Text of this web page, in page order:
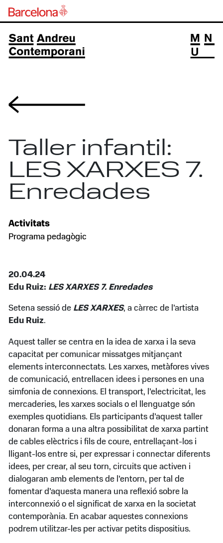
Taller infantil:
LES XARXES 7.
Enredades
Activitats
Programa pedagògic
20.04.24
Edu Ruiz: LES XARXES 7. Enredades
Setena sessió de LES XARXES, a càrrec de l’artista
Edu Ruiz.
Aquest taller se centra en la idea de xarxa i la seva
capacitat per comunicar missatges mitjançant
elements interconnectats. Les xarxes, metàfores vives
de comunicació, entrellacen idees i persones en una
simfonia de connexions. El transport, l’electricitat, les
mercaderies, les xarxes socials o el llenguatge són
exemples quotidians. Els participants d’aquest taller
donaran forma a una altra possibilitat de xarxa partint
de cables elèctrics i fils de coure, entrellaçant-los i
lligant-los entre si, per expressar i connectar diferents
idees, per crear, al seu torn, circuits que activen i
dialogaran amb elements de l’entorn, per tal de
fomentar d’aquesta manera una reflexió sobre la
interconnexió o el significat de xarxa en la societat
contemporània. En acabar aquestes connexions
podrem utilitzar-les per activar petits dispositius.